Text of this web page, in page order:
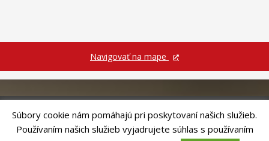
Navigovať na mape
RiešenieANTIK SMART CITY
| Technický prevádzkovateľ – MVI
Súbory cookie nám pomáhajú pri poskytovaní našich služieb.
Používaním našich služieb vyjadrujete súhlas s používaním